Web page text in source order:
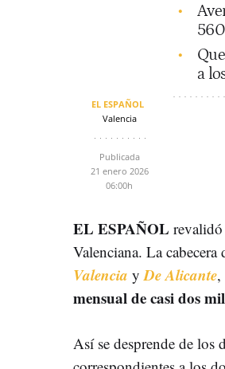
a
EL ESPAÑOL
Valencia
Publicada
21 enero 2026
06:00h
EL ESPAÑOL
Valenciana. La cabecera
Valencia y De Alicante,
mensual de casi dos
Así se desprende de